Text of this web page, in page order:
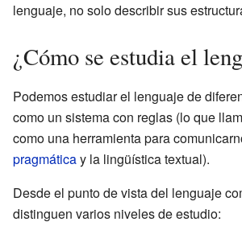
lenguaje, no solo describir sus
¿Cómo se estudia el
Podemos estudiar el lenguaje de
como un sistema con reglas (lo que
como una herramienta para
pragmáticay la lingüística textual).
Desde el punto de vista del lenguaje
distinguen varios niveles de estudio: